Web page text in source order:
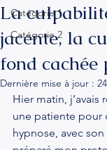
Catégorie 1
Catégorie 2
La
jacente, la
fond
Dernière mise à jour :
Hier matin, j’avais
une patiente pour
hypnose, avec son